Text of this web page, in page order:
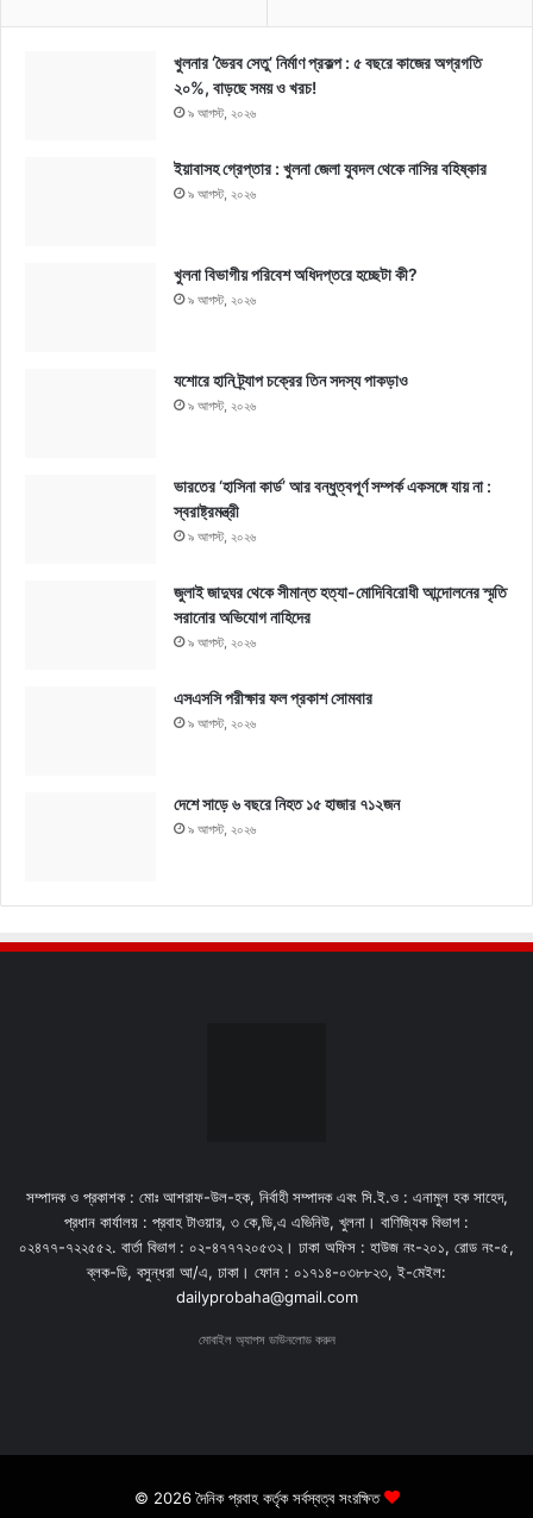
খুলনার ‘ভৈরব সেতু’ নির্মাণ প্রকল্প : ৫ বছরে কাজের অগ্রগতি
২০%, বাড়ছে সময় ও খরচ!
৯ আগস্ট, ২০২৬
ইয়াবাসহ গ্রেপ্তার : খুলনা জেলা যুবদল থেকে নাসির বহিষ্কার
৯ আগস্ট, ২০২৬
খুলনা বিভাগীয় পরিবেশ অধিদপ্তরে হচ্ছেটা কী?
৯ আগস্ট, ২০২৬
যশোরে হানি ট্র্যাপ চক্রের তিন সদস্য পাকড়াও
৯ আগস্ট, ২০২৬
ভারতের ‘হাসিনা কার্ড’ আর বন্ধুত্বপূর্ণ সম্পর্ক একসঙ্গে যায় না :
স্বরাষ্ট্রমন্ত্রী
৯ আগস্ট, ২০২৬
জুলাই জাদুঘর থেকে সীমান্ত হত্যা-মোদিবিরোধী আন্দোলনের স্মৃতি
সরানোর অভিযোগ নাহিদের
৯ আগস্ট, ২০২৬
এসএসসি পরীক্ষার ফল প্রকাশ সোমবার
৯ আগস্ট, ২০২৬
দেশে সাড়ে ৬ বছরে নিহত ১৫ হাজার ৭১২জন
৯ আগস্ট, ২০২৬
সম্পাদক ও প্রকাশক : মোঃ আশরাফ-উল-হক, নির্বাহী সম্পাদক এবং সি.ই.ও : এনামুল হক সাহেদ,
প্রধান কার্যালয় : প্রবাহ টাওয়ার, ৩ কে,ডি,এ এভিনিউ, খুলনা। বাণিজ্যিক বিভাগ :
০২৪৭৭-৭২২৫৫২. বার্তা বিভাগ : ০২-৪৭৭৭২০৫৩২। ঢাকা অফিস : হাউজ নং-২০১, রোড নং-৫,
ব্লক-ডি, বসুন্ধরা আ/এ, ঢাকা। ফোন : ০১৭১৪-০৩৮৮২৩, ই-মেইল:
dailyprobaha@gmail.com
মোবাইল অ্যাপস ডাউনলোড করুন
© 2026 দৈনিক প্রবাহ কর্তৃক সর্বস্বত্ব সংরক্ষিত